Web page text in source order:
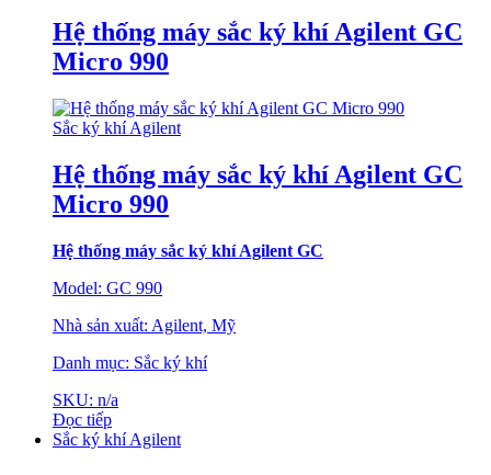
Hệ thống máy sắc ký khí Agilent GC
Micro 990
Sắc ký khí Agilent
Hệ thống máy sắc ký khí Agilent GC
Micro 990
Hệ thống máy sắc ký khí Agilent GC
Model: GC 990
Nhà sản xuất: Agilent, Mỹ
Danh mục: Sắc ký khí
SKU: n/a
Đọc tiếp
Sắc ký khí Agilent